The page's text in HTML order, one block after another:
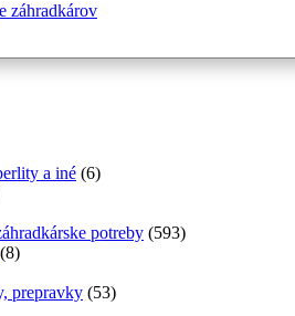
záhradkárov
a iné (6)
potreby (593)
(8)
prepravky (53)